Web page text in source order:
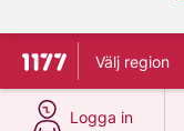
Till startsidan för
Välj region
Logga in
på 1177.se